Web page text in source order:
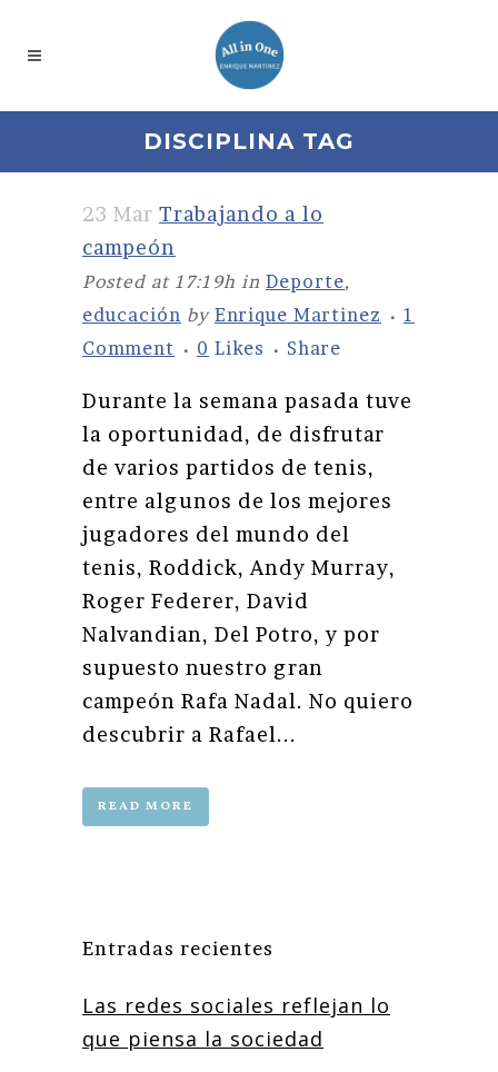
DISCIPLINA TAG
23 Mar Trabajando a lo
campeón
Posted at 17:19h in Deporte,
educación by Enrique Martinez
1
Comment
0 Likes Share
Durante la semana pasada tuve
la oportunidad, de disfrutar
de varios partidos de tenis,
entre algunos de los mejores
jugadores del mundo del
tenis, Roddick, Andy Murray,
Roger Federer, David
Nalvandian, Del Potro, y por
supuesto nuestro gran
campeón Rafa Nadal. No quiero
descubrir a Rafael...
READ MORE
Entradas recientes
Las redes sociales reflejan lo
que piensa la sociedad